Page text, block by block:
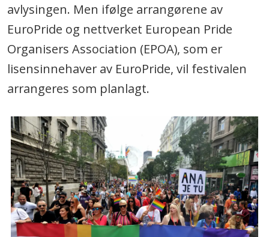
avlysingen. Men ifølge arrangørene av
EuroPride og nettverket European Pride
Organisers Association (EPOA), som er
lisensinnehaver av EuroPride, vil festivalen
arrangeres som planlagt.